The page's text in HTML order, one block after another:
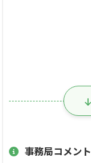
事務局コメント